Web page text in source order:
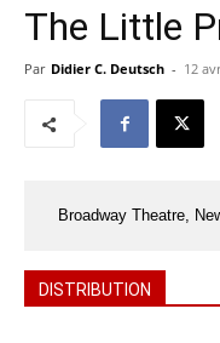
The Little
Par Didier C. Deutsch - 12
Broadway Theatre,
DISTRIBUTION